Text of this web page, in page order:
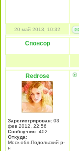
20 май 2013, 10:32
Спонсор
Redrose
Зарегистрирован: 03
фев 2012, 22:56
Сообщения: 402
Откуда:
Моск.обл.Подольский р-
н